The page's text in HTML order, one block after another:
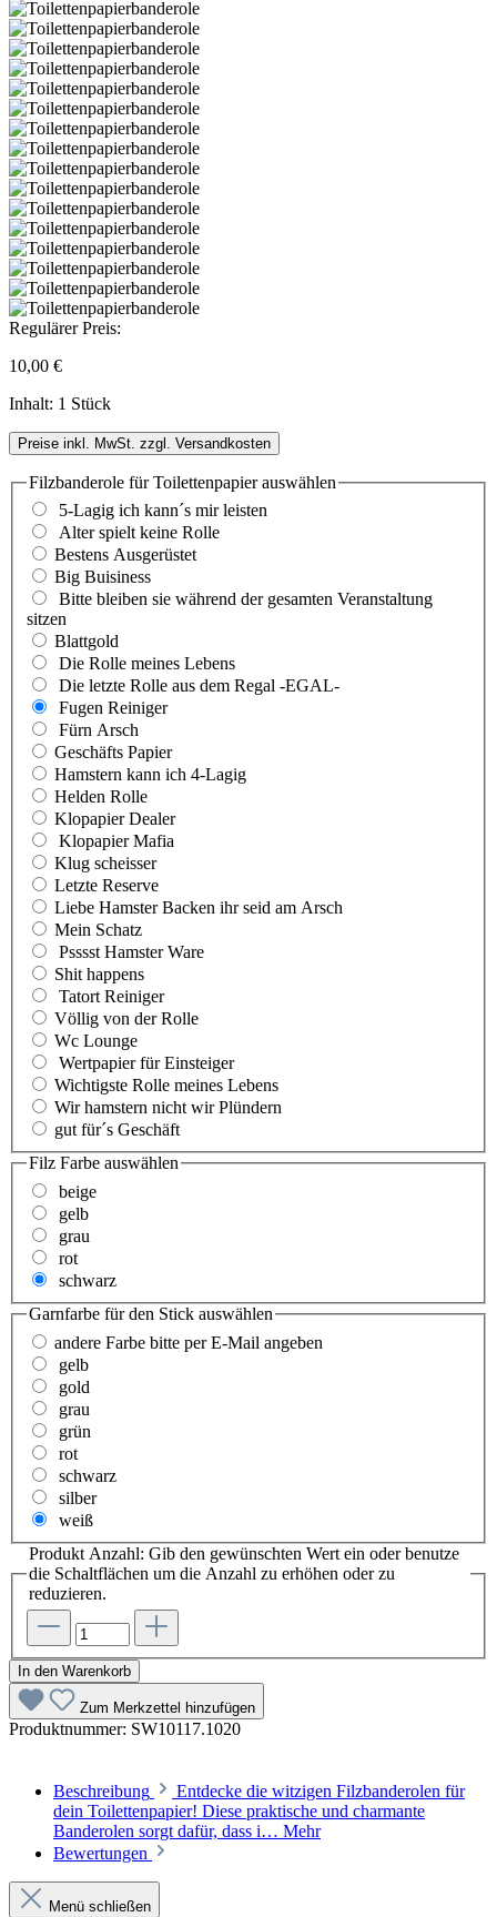
Regulärer Preis:
10,00 €
Inhalt: 1 Stück
Preise inkl. MwSt. zzgl. Versandkosten
Filzbanderole für Toilettenpapierauswählen
5-Lagig ich kann´s mir leisten
Alter spielt keine Rolle
Bestens Ausgerüstet
Big Buisiness
Bitte bleiben sie während der gesamten Veranstaltung
sitzen
Blattgold
Die Rolle meines Lebens
Die letzte Rolle aus dem Regal -EGAL-
Fugen Reiniger
Fürn Arsch
Geschäfts Papier
Hamstern kann ich 4-Lagig
Helden Rolle
Klopapier Dealer
Klopapier Mafia
Klug scheisser
Letzte Reserve
Liebe Hamster Backen ihr seid am Arsch
Mein Schatz
Psssst Hamster Ware
Shit happens
Tatort Reiniger
Völlig von der Rolle
Wc Lounge
Wertpapier für Einsteiger
Wichtigste Rolle meines Lebens
Wir hamstern nicht wir Plündern
gut für´s Geschäft
Filz Farbe auswählen
beige
gelb
grau
rot
schwarz
Garnfarbe für den Stick auswählen
andere Farbe bitte per E-Mail angeben
gelb
gold
grau
grün
rot
schwarz
silber
weiß
Produkt Anzahl: Gib den gewünschten Wert ein oder benutze
die Schaltflächen um die Anzahl zu erhöhen oder zu
reduzieren.
In den Warenkorb
Zum Merkzettel hinzufügen
Produktnummer: SW10117.1020
Beschreibung
Entdecke die witzigen Filzbanderolen für
dein Toilettenpapier! Diese praktische und charmante
Banderolen sorgt dafür, dass i… Mehr
Bewertungen
Menü schließen